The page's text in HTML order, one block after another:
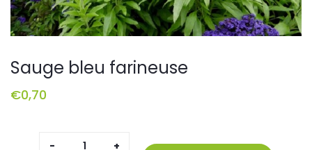
Sauge bleu farineuse
€0,70
quantité